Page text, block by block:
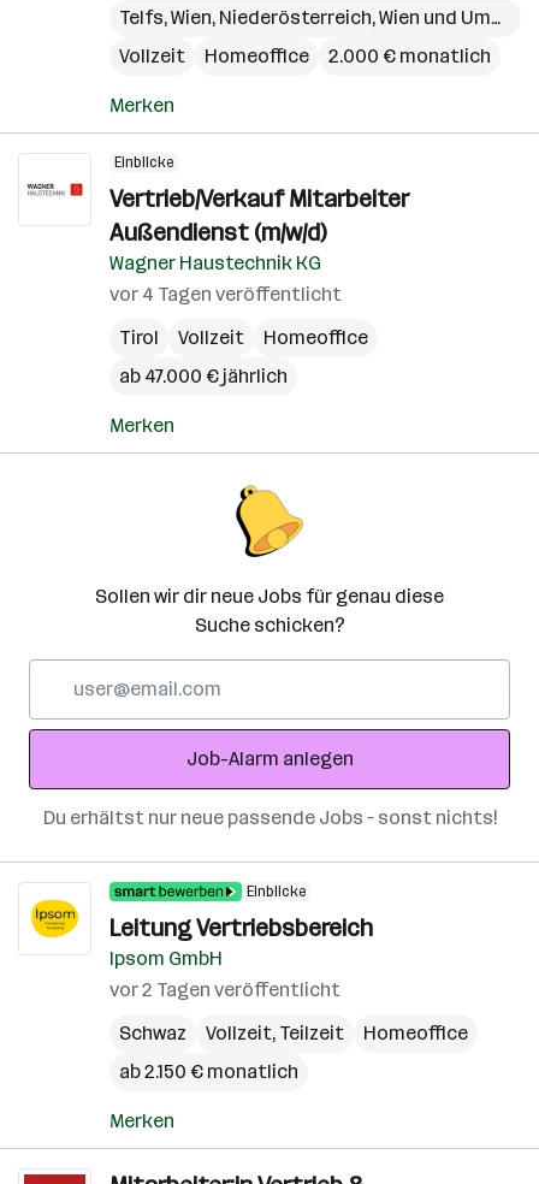
Telfs,Wien, Niederösterreich,Wien und Umgebung
Vollzeit
Homeoffice 2.000 € monatlich
Merken
Einblicke
Vertrieb/Verkauf Mitarbeiter
Außendienst (m/w/d)
Wagner Haustechnik KG
vor 4 Tagen veröffentlicht
Tirol
Vollzeit
Homeoffice
ab 47.000 € jährlich
Merken
Sollen wir dir neue Jobs für genau diese
Suche schicken?
Adresse
Job-Alarm anlegen
Du erhältst nur neue passende Jobs – sonst nichts!
Einblicke
Leitung Vertriebsbereich
Ipsom GmbH
vor 2 Tagen veröffentlicht
Schwaz
Vollzeit, Teilzeit
Homeoffice
ab 2.150 € monatlich
Merken